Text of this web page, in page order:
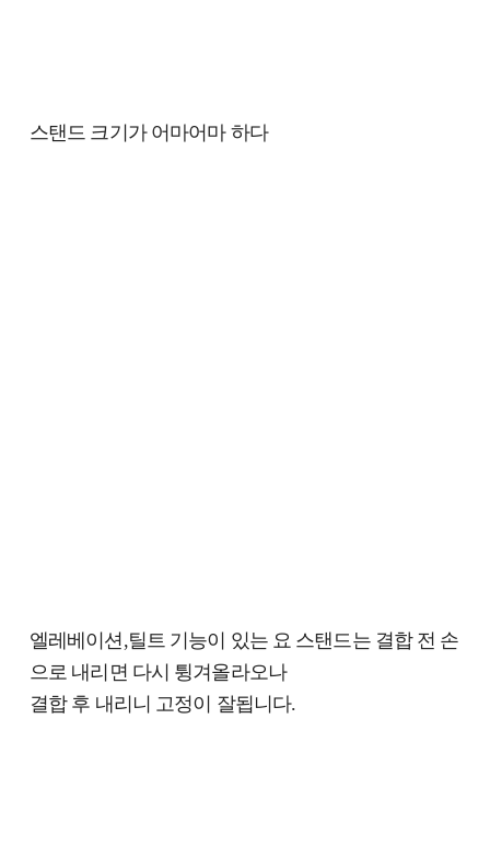
스탠드 크기가 어마어마 하다
엘레베이션,틸트 기능이 있는 요 스탠드는 결합 전 손
으로 내리면 다시 튕겨올라오나
결합 후 내리니 고정이 잘됩니다.